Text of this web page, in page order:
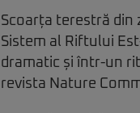
Scoarța terestră din
Sistem al Riftului
dramatic și într-un
revista Nature